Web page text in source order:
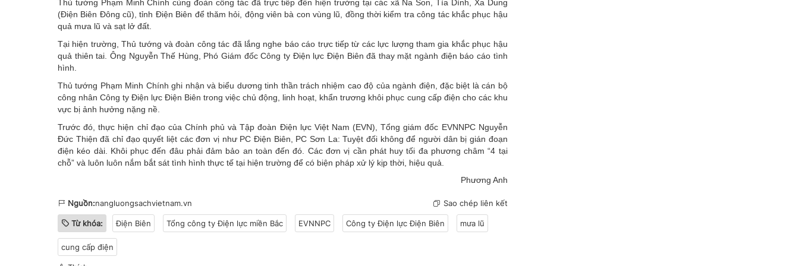
Thủ tướng Phạm Minh Chính cùng đoàn công tác đã trực tiếp đến hiện trường tại các xã Na Son, Tìa Dình, Xa Dung
(Điện Biên Đông cũ), tỉnh Điện Biên để thăm hỏi, động viên bà con vùng lũ, đồng thời kiểm tra công tác khắc phục hậu
quả mưa lũ và sạt lở đất.
Tại hiện trường, Thủ tướng và đoàn công tác đã lắng nghe báo cáo trực tiếp từ các lực lượng tham gia khắc phục hậu
quả thiên tai. Ông Nguyễn Thế Hùng, Phó Giám đốc Công ty Điện lực Điện Biên đã thay mặt ngành điện báo cáo tình
hình.
Thủ tướng Phạm Minh Chính ghi nhận và biểu dương tinh thần trách nhiệm cao độ của ngành điện, đặc biệt là cán bộ
công nhân Công ty Điện lực Điện Biên trong việc chủ động, linh hoạt, khẩn trương khôi phục cung cấp điện cho các khu
vực bị ảnh hưởng nặng nề.
Trước đó, thực hiện chỉ đạo của Chính phủ và Tập đoàn Điện lực Việt Nam (EVN), Tổng giám đốc EVNNPC Nguyễn
Đức Thiện đã chỉ đạo quyết liệt các đơn vị như PC Điện Biên, PC Sơn La: Tuyệt đối không để người dân bị gián đoạn
điện kéo dài. Khôi phục đến đâu phải đảm bảo an toàn đến đó. Các đơn vị cần phát huy tối đa phương châm “4 tại
chỗ” và luôn luôn nắm bắt sát tình hình thực tế tại hiện trường để có biện pháp xử lý kịp thời, hiệu quả.
Phương Anh
Nguồn:nangluongsachvietnam.vn Sao chép liên kết
Từ khóa: Điện Biên Tổng công ty Điện lực miền Bắc EVNNPC Công ty Điện lực Điện Biên mưa lũ
cung cấp điện